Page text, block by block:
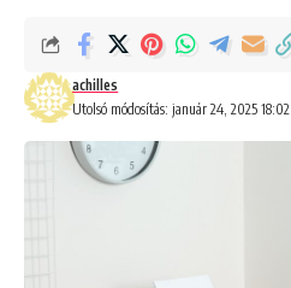
Utolsó módosítás: január 24, 2025 18:02
achilles